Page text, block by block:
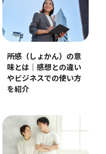
所感（しょかん）の意
味とは｜感想との違い
やビジネスでの使い方
を紹介